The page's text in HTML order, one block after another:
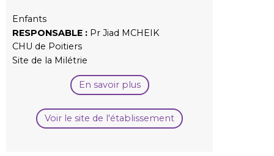
Enfants
RESPONSABLE : Pr Jiad MCHEIK
CHU de Poitiers
Site de la Milétrie
En savoir plus
Voir le site de l'établissement